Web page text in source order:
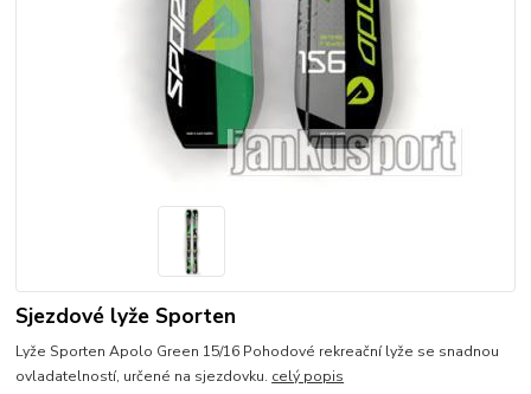
Sjezdové lyže Sporten
Lyže Sporten Apolo Green 15/16 Pohodové rekreační lyže se snadnou
ovladatelností, určené na sjezdovku. celý popis